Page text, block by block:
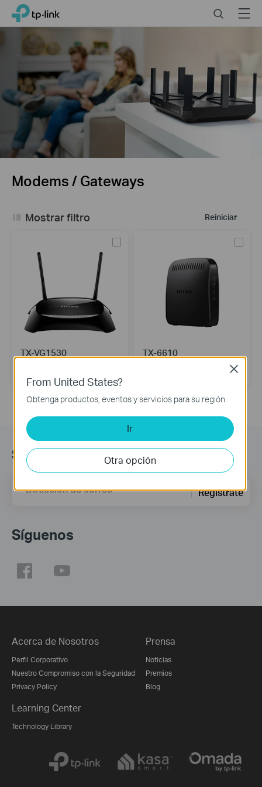
Click
skip
navigation
TP-Link, Reliably Smart SearchMenu
Modems / Gateways
Reiniciar
Mostrar filtro
TX-VG1530 TX-6610
Suscripción
Dirección de correo Regístrate
Síguenos
Acerca de Nosotros
Perfil Corporativo
Nuestro Compromiso con la Seguridad
Privacy Policy
Prensa
Noticias
Premios
Blog
Learning Center
Technology Library
From United States?
Obtenga productos, eventos y servicios para su región.
Ir
Otra opción
Close